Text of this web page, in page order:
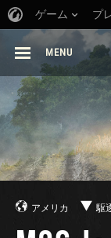
ゲーム プ
MENU
アメリカ 駆